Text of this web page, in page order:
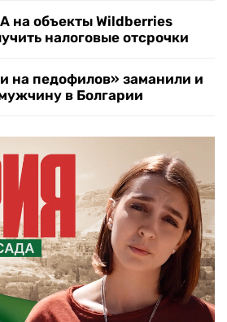
на объекты Wildberries
налоговые отсрочки
на педофилов» заманили и
в Болгарии